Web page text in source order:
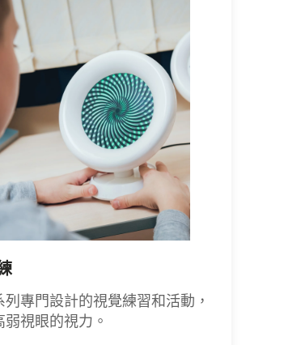
列專門設計的視覺練習和活動，
弱視眼的視力。